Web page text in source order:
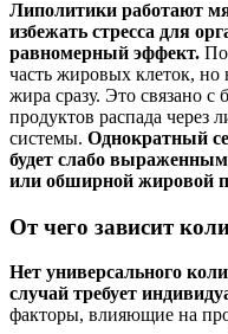
Липолитики работают
избежать стресса для
равномерный эффект.
часть жировых клеток, но
жира сразу. Это связано
продуктов распада через
системы. Однократный
будет слабо
или обширной жировой
От чего зависит
Нет универсального
случай требует
факторы, влияющие на